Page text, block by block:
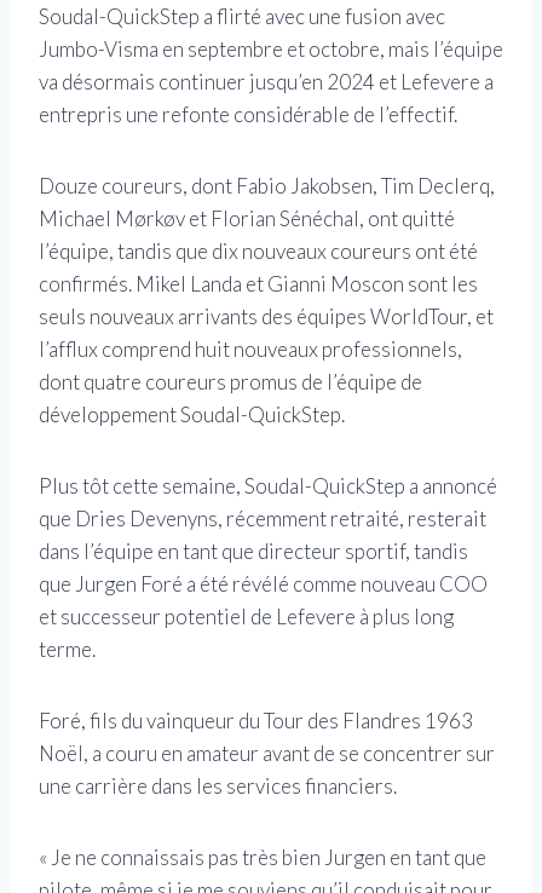
Soudal-QuickStep a flirté avec une fusion avec
Jumbo-Visma en septembre et octobre, mais l’équipe
va désormais continuer jusqu’en 2024 et Lefevere a
entrepris une refonte considérable de l’effectif.
Douze coureurs, dont Fabio Jakobsen, Tim Declerq,
Michael Mørkøv et Florian Sénéchal, ont quitté
l’équipe, tandis que dix nouveaux coureurs ont été
confirmés. Mikel Landa et Gianni Moscon sont les
seuls nouveaux arrivants des équipes WorldTour, et
l’afflux comprend huit nouveaux professionnels,
dont quatre coureurs promus de l’équipe de
développement Soudal-QuickStep.
Plus tôt cette semaine, Soudal-QuickStep a annoncé
que Dries Devenyns, récemment retraité, resterait
dans l’équipe en tant que directeur sportif, tandis
que Jurgen Foré a été révélé comme nouveau COO
et successeur potentiel de Lefevere à plus long
terme.
Foré, fils du vainqueur du Tour des Flandres 1963
Noël, a couru en amateur avant de se concentrer sur
une carrière dans les services financiers.
« Je ne connaissais pas très bien Jurgen en tant que